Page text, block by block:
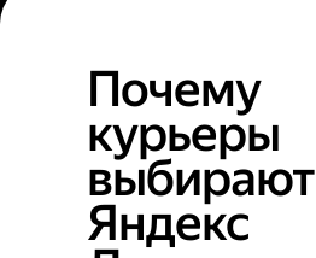
Почему
курьеры
выбирают
Яндекс